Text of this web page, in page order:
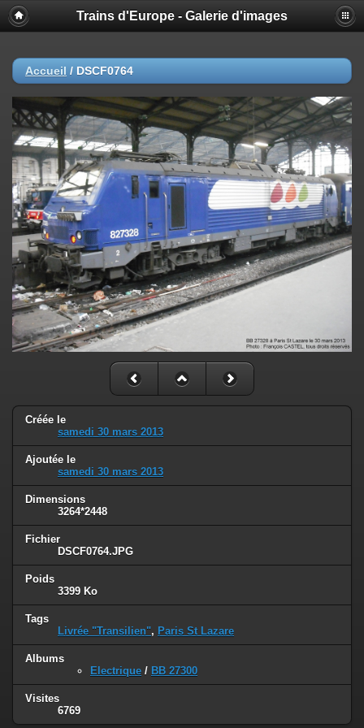
Trains d'Europe - Galerie d'images
Accueil / DSCF0764
Créée le
samedi 30 mars 2013
Ajoutée le
samedi 30 mars 2013
Dimensions
3264*2448
Fichier
DSCF0764.JPG
Poids
3399 Ko
Tags
Livrée "Transilien", Paris St Lazare
Albums
Electrique / BB 27300
Visites
6769